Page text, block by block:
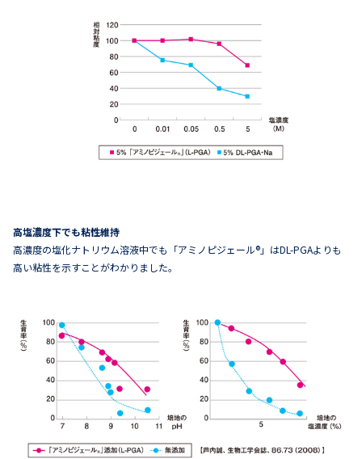
高塩濃度下でも粘性維持
高濃度の塩化ナトリウム溶液中でも「アミノピジェール®」はDL-PGAよりも
高い粘性を示すことがわかりました。